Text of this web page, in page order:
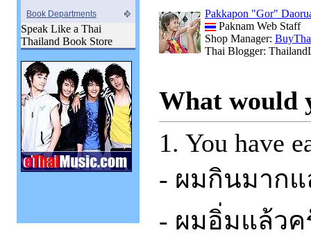
Book Departments
Speak Like a Thai
Thailand Book Store
Pakkapon "Gor"
Paknam Web Staff
Shop Manager:
Thai Blogger:
What would
1. You have
- ผมกินมาก
- ผมอิ่มแล้วค